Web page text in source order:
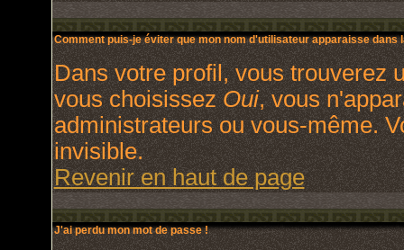
Comment puis-je éviter que mon nom d'utilisateur apparaisse dans
Dans votre profil, vous trouverez
vous choisissezOui, vous
administrateurs ou vous-même.
invisible.
Revenir en haut de page
J'ai perdu mon mot de passe !